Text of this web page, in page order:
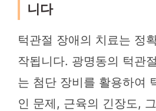
니다
턱관절 장애의 치료는 정
작됩니다. 광명동의 턱관
는 첨단 장비를 활용하여
인 문제, 근육의 긴장도,